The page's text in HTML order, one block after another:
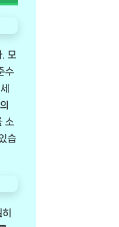
모
수
소
습